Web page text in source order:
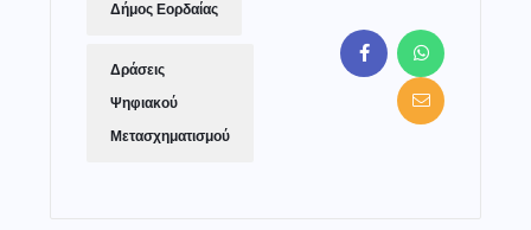
Δήμος Εορδαίας
Δράσεις
Ψηφιακού
Μετασχηματισμού